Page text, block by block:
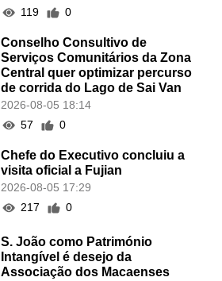
119
0
Conselho Consultivo de
Serviços Comunitários da Zona
Central quer optimizar percurso
de corrida do Lago de Sai Van
2026-08-05 18:14
57
0
Chefe do Executivo concluiu a
visita oficial a Fujian
2026-08-05 17:29
217
0
S. João como Património
Intangível é desejo da
Associação dos Macaenses